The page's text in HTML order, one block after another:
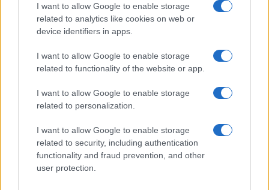
I want to allow Google to enable storage
related to analytics like cookies on web or
device identifiers in apps.
I want to allow Google to enable storage
related to functionality of the website or app.
I want to allow Google to enable storage
related to personalization.
I want to allow Google to enable storage
related to security, including authentication
functionality and fraud prevention, and other
user protection.
(Λαντεμπούρσκι Λυδία, Αραμπατζίδης
Κωνσταντίνος, Βαμβακάς Ιορδάνης, Βέζου
Χρυσή